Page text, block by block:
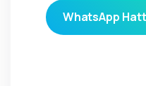
WhatsApp